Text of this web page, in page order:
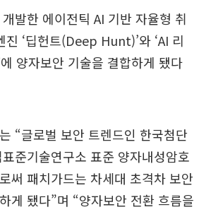
발한 에이전틱 AI 기반 자율형 취
진 ‘딥헌트(Deep Hunt)’와 ‘AI 리
양자보안 기술을 결합하게 됐다
“글로벌 보안 트렌드인 한국첨단
준기술연구소 표준 양자내성암호
써 패치가드는 차세대 초격차 보안
게 됐다”며 “양자보안 전환 흐름을